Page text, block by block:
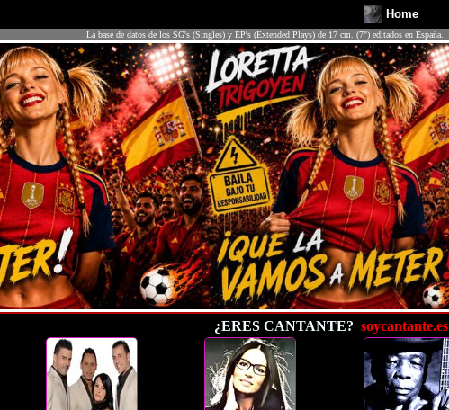
Home
La base de datos de los SG's (Singles) y EP's (Extended Plays) de 17 cm. (7") editados en España.
¿ERES CANTANTE? soycantante.es